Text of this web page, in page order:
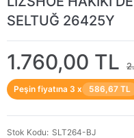
SELTUĞ 26425Y
1.760,00 TL
Peşin fiyatına 3 x 586,67 TL
Stok Kodu
SLT264-BJ